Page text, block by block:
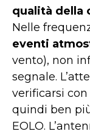
qualità della
Nelle
eventi
vento), non
segnale.
verificarsi
quindi ben
EOLO.